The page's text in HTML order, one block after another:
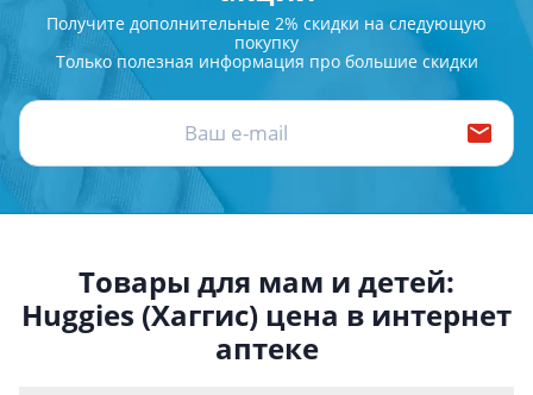
Получите дополнительные 2% скидки на следующую
покупку
Только полезная информация про большие скидки
Товары для мам и детей:
Huggies (Хаггис) цена в интернет
аптеке